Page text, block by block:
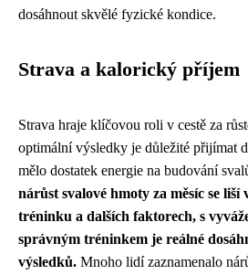
dosáhnout skvělé fyzické kondice.
Strava a kalorický příjem
Strava hraje klíčovou roli v cestě za
optimální výsledky je důležité přijímat
mělo dostatek energie na budování
nárůst svalové hmoty za měsíc se liší
tréninku a dalších faktorech, s
správným tréninkem je reálné
výsledků. Mnoho lidí zaznamenalo